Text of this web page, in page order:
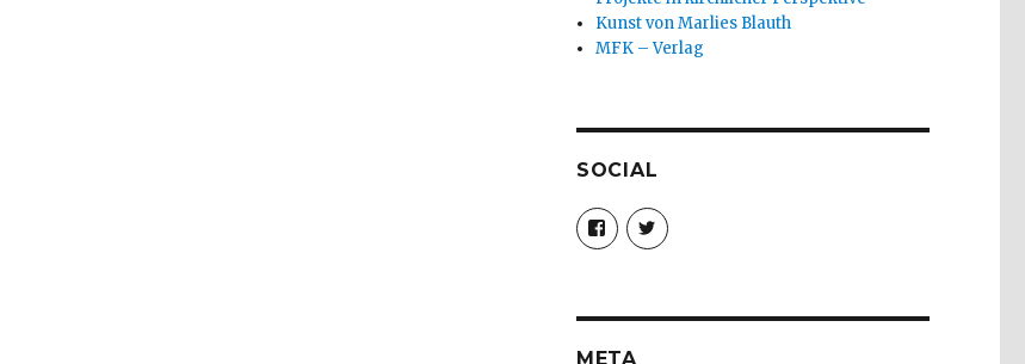
Kunst von Marlies Blauth
MFK – Verlag
SOCIAL
Profil
von
christoph.fleischer1
anzeigen
Profil
von
anzeigen
META